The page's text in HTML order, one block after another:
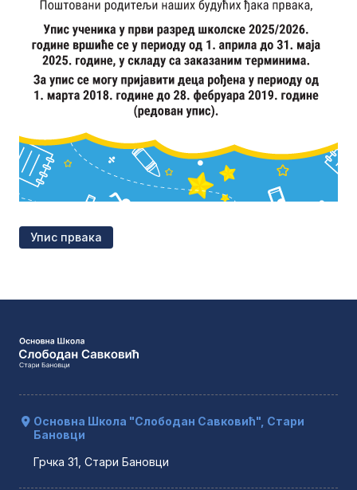
Упис првака
Основна Школа "Слободан Савковић", Стари
Бановци
Грчка 31, Стари Бановци